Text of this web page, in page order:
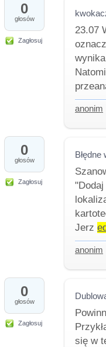
0
głosów
Zagłosuj
23.07
anonim
0
głosów
Zagłosuj
Jerz
anonim
0
głosów
Zagłosuj
się w